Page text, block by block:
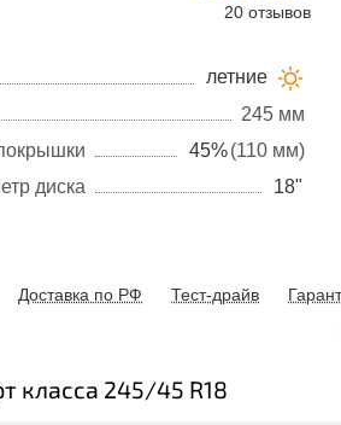
20 отзывов
летние
245 мм
45%(110 мм)
диска
18"
Доставка по РФ Тест-драйв
класса 245/45 R18